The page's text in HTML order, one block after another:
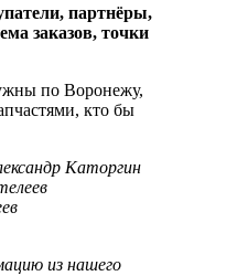
партнёры,
заказов, точки
по Воронежу,
кто бы
Каторгин
из нашего